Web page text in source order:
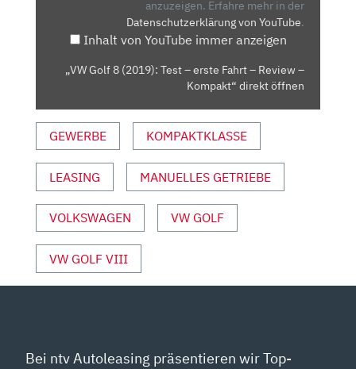
FAHRT
KOMPAKT“
VON
ANZEIGEN
anzuzeigen. Erfahre mehr in der
Datenschutzerklärung von YouTube.
Inhalt von YouTube immer anzeigen
„VW Golf 8 (2019): Test – erste Fahrt – Review –
Kompakt“ direkt öffnen
GEWERBE KOMPAKTKLASSE
LEASING MANUELLES GETRIEBE
VOLKSWAGEN VW GOLF
VW GOLF VIII
Bei ntv Autoleasing präsentieren wir Top-